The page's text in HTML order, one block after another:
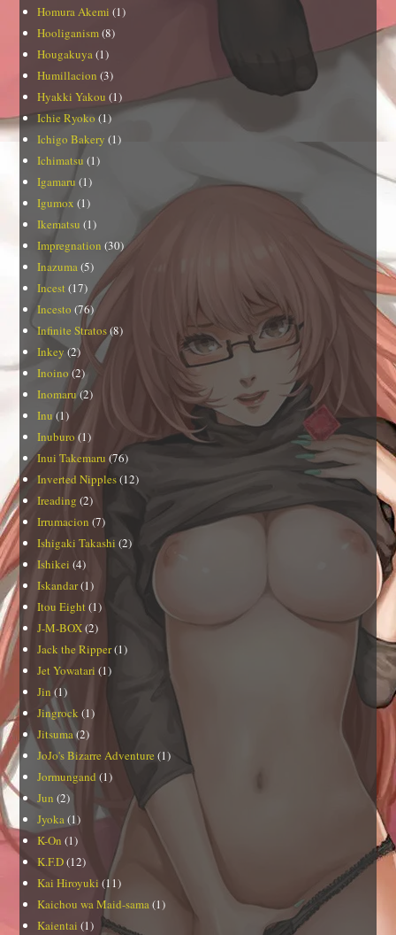
Homura Akemi (1)
Hooliganism(8)
Hougakuya (1)
Humillacion (3)
Hyakki Yakou (1)
Ichie Ryoko (1)
Ichigo Bakery (1)
Ichimatsu (1)
Igamaru (1)
Igumox (1)
Ikematsu (1)
Impregnation (30)
Inazuma (5)
Incest (17)
Incesto (76)
Infinite Stratos(8)
Inkey (2)
Inoino (2)
Inomaru(2)
Inu (1)
Inuburo (1)
Inui Takemaru (76)
Inverted Nipples(12)
Ireading (2)
Irrumacion (7)
Ishigaki Takashi (2)
Ishikei (4)
Iskandar(1)
Itou Eight (1)
J-M-BOX(2)
Jack the Ripper(1)
Jet Yowatari (1)
Jin (1)
Jingrock (1)
Jitsuma(2)
JoJo's Bizarre Adventure (1)
Jormungand (1)
Jun (2)
Jyoka (1)
K-On (1)
K.F.D(12)
Kai Hiroyuki (11)
Kaichou wa Maid-sama (1)
Kaientai (1)